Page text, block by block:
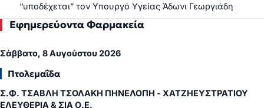
“υποδέχεται” τον Υπουργό Υγείας Άδωνι Γεωργιάδη
Εφημερεύοντα Φαρμακεία
Σάββατο, 8 Αυγούστου 2026
Πτολεμαΐδα
Σ.Φ. ΤΣΑΒΛΗ ΤΣΟΛΑΚΗ ΠΗΝΕΛΟΠΗ - ΧΑΤΖΗΕΥΣΤΡΑΤΙΟΥ
ΕΛΕΥΘΕΡΙΑ & ΣΙΑ Ο.Ε.